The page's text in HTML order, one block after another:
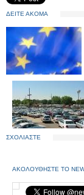
ΔΕΙΤΕ ΑΚΟΜΑ
ΣΧΟΛΙΑΣΤΕ
ΑΚΟΛΟΥΘΗΣΤΕ ΤΟ